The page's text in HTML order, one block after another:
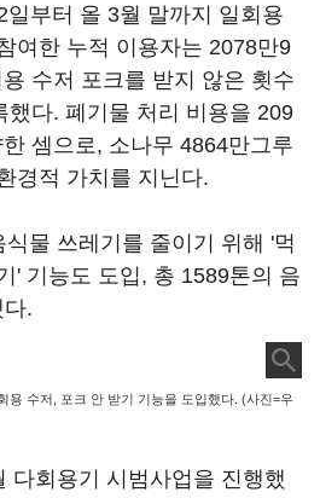
부터 올 3월 말까지 일회용
여한 누적 이용자는 2078만9
수저 포크를 받지 않은 횟수
했다. 폐기물 처리 비용을 209
셈으로, 소나무 4864만그루
경적 가치를 지닌다.
물 쓰레기를 줄이기 위해 '먹
' 기능도 도입, 총 1589톤의 음
.
용 수저, 포크 안 받기 기능을 도입했다. (사진=우
다회용기 시범사업을 진행했